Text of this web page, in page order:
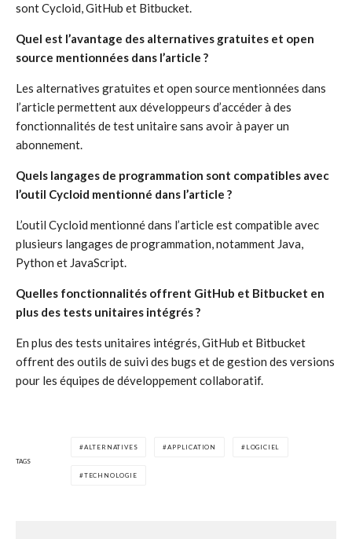
sont Cycloid, GitHub et Bitbucket.
Quel est l’avantage des alternatives gratuites et open
source mentionnées dans l’article ?
Les alternatives gratuites et open source mentionnées dans
l’article permettent aux développeurs d’accéder à des
fonctionnalités de test unitaire sans avoir à payer un
abonnement.
Quels langages de programmation sont compatibles avec
l’outil Cycloid mentionné dans l’article ?
L’outil Cycloid mentionné dans l’article est compatible avec
plusieurs langages de programmation, notamment Java,
Python et JavaScript.
Quelles fonctionnalités offrent GitHub et Bitbucket en
plus des tests unitaires intégrés ?
En plus des tests unitaires intégrés, GitHub et Bitbucket
offrent des outils de suivi des bugs et de gestion des versions
pour les équipes de développement collaboratif.
TAGS
ALTERNATIVES APPLICATION LOGICIEL
TECHNOLOGIE